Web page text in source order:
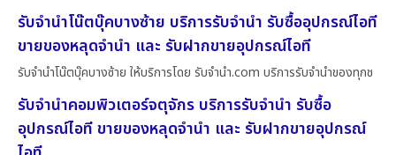
รับจำนำโน๊ตบุ๊คบางซ้าย บริการรับจำนำ รับซื้ออุปกรณ์ไอที
ขายของหลุดจำนำ และ รับฝากขายอุปกรณ์ไอที
รับจำนำโน๊ตบุ๊คบางซ้าย ให้บริการโดย รับจํานํา.com บริการรับจำนำของทุกช
รับจำนำคอมพิวเตอร์จตุจักร บริการรับจำนำ รับซื้อ
อุปกรณ์ไอที ขายของหลุดจำนำ และ รับฝากขายอุปกรณ์